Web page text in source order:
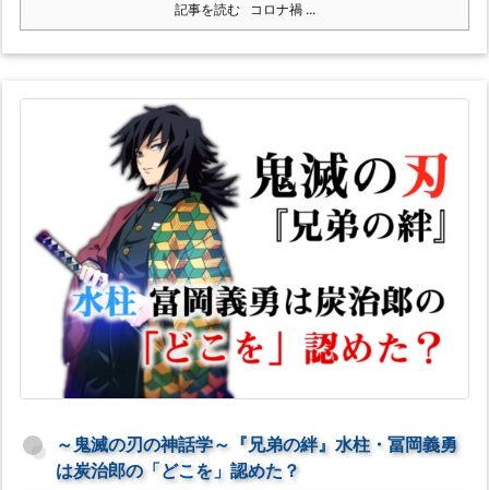
記事を読む コロナ禍 ...
～鬼滅の刃の神話学～『兄弟の絆』水柱・冨岡義勇
は炭治郎の「どこを」認めた？